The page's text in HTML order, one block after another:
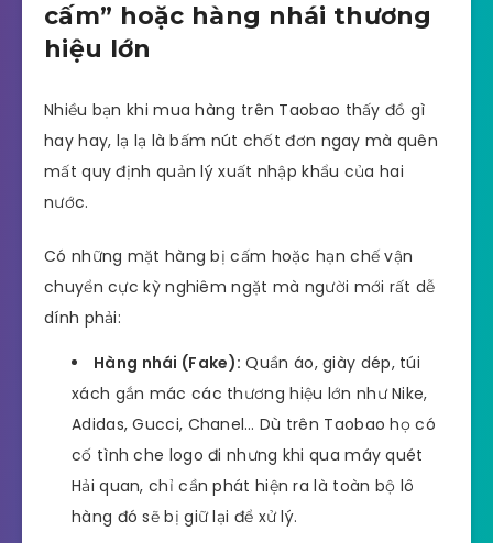
cấm” hoặc hàng nhái thương
hiệu lớn
Nhiều bạn khi mua hàng trên Taobao thấy đồ gì
hay hay, lạ lạ là bấm nút chốt đơn ngay mà quên
mất quy định quản lý xuất nhập khẩu của hai
nước.
Có những mặt hàng bị cấm hoặc hạn chế vận
chuyển cực kỳ nghiêm ngặt mà người mới rất dễ
dính phải:
Hàng nhái (Fake): Quần áo, giày dép, túi
xách gắn mác các thương hiệu lớn như Nike,
Adidas, Gucci, Chanel… Dù trên Taobao họ có
cố tình che logo đi nhưng khi qua máy quét
Hải quan, chỉ cần phát hiện ra là toàn bộ lô
hàng đó sẽ bị giữ lại để xử lý.